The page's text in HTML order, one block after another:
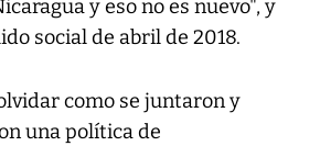
y eso no es nuevo", y
social de abril de 2018.
como se juntaron y
una política de